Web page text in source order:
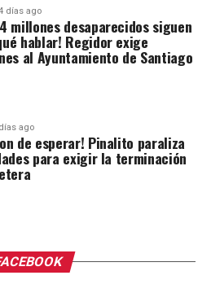
días ago
millones desaparecidos siguen
hablar! Regidor exige
al Ayuntamiento de Santiago
ago
de esperar! Pinalito paraliza
para exigir la terminación